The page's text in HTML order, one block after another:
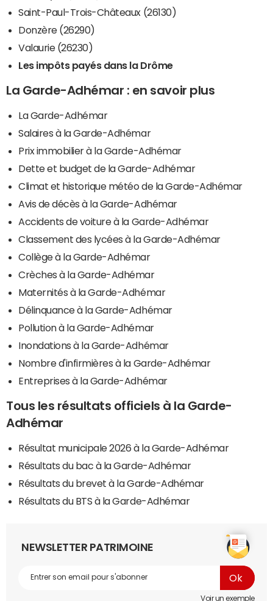
Saint-Paul-Trois-Châteaux (26130)
Donzère (26290)
Valaurie (26230)
Les impôts payés dans la Drôme
La Garde-Adhémar : en savoir plus
La Garde-Adhémar
Salaires à la Garde-Adhémar
Prix immobilier à la Garde-Adhémar
Dette et budget de la Garde-Adhémar
Climat et historique météo de la Garde-Adhémar
Avis de décès à la Garde-Adhémar
Accidents de voiture à la Garde-Adhémar
Classement des lycées à la Garde-Adhémar
Collège à la Garde-Adhémar
Crèches à la Garde-Adhémar
Maternités à la Garde-Adhémar
Délinquance à la Garde-Adhémar
Pollution à la Garde-Adhémar
Inondations à la Garde-Adhémar
Nombre d'infirmières à la Garde-Adhémar
Entreprises à la Garde-Adhémar
Tous les résultats officiels à la Garde-
Adhémar
Résultat municipale 2026 à la Garde-Adhémar
Résultats du bac à la Garde-Adhémar
Résultats du brevet à la Garde-Adhémar
Résultats du BTS à la Garde-Adhémar
NEWSLETTER PATRIMOINE
Voir un exemple